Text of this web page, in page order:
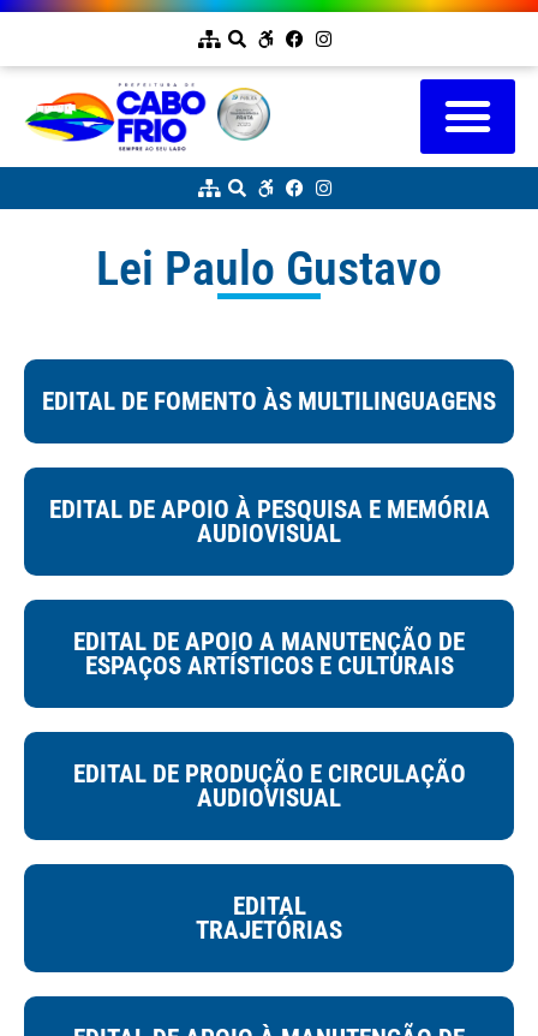
Lei Paulo Gustavo
EDITAL DE FOMENTO ÀS MULTILINGUAGENS
EDITAL DE APOIO À PESQUISA E MEMÓRIA
AUDIOVISUAL
EDITAL DE APOIO A MANUTENÇÃO DE
ESPAÇOS ARTÍSTICOS E CULTURAIS
EDITAL DE PRODUÇÃO E CIRCULAÇÃO
AUDIOVISUAL
EDITAL
TRAJETÓRIAS